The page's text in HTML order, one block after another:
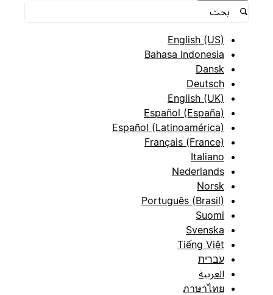
English (US)
Bahasa Indonesia
Dansk
Deutsch
English (UK)
Español (España)
Español (Latinoamérica)
Français (France)
Italiano
Nederlands
Norsk
Português (Brasil)
Suomi
Svenska
Tiếng Việt
עברית
العربية
ภาษาไทย